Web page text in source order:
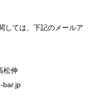
しては、下記のメールア
松伸
bar.jp